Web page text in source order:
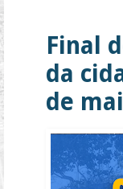
Final
da
de